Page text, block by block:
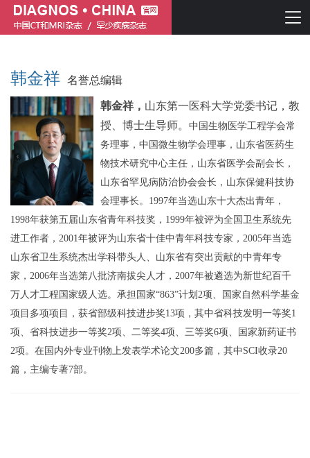
简体中文 English
韩金祥 名誉总编辑
韩金祥， 山东第一医科大学党委书记 ， 教
授、博士生导师。 中国生物医学工程学会常
务理事， 中国微生物学会理事，山东省医药生
物技术研究中心主任 ， 山东省 医学会副会长，
山东省罕见病防治协会会长， 山东保健科技协
会理事长。 1997年当选山东十大杰出青年，
1998年获第五届山东省青年科技奖，1999年被评为全国卫生系统先
进工作者，2001年被评为山东省十佳中青年科技专家，2005年当选
山东省卫生系统杰出学科带头人、山东省有突出贡献的中青年专
家，2006年当选第八批济南拔尖人才，2007年被遴选为新世纪百千
万人才工程国家级人选。承担国家“863”计划2项、国家自然科学基金
项目多项项目，获省部级科技进步奖13项，其中省科技发明一等奖1
项、省科技进步一等奖2项、二等奖4项、三等奖6项、国家新药证书
2项。在国内外专业刊物上发表学术论文200多篇，其中SCI收录20
篇，主编专著7部。